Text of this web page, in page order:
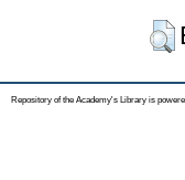
Repository of the Academy's Library is